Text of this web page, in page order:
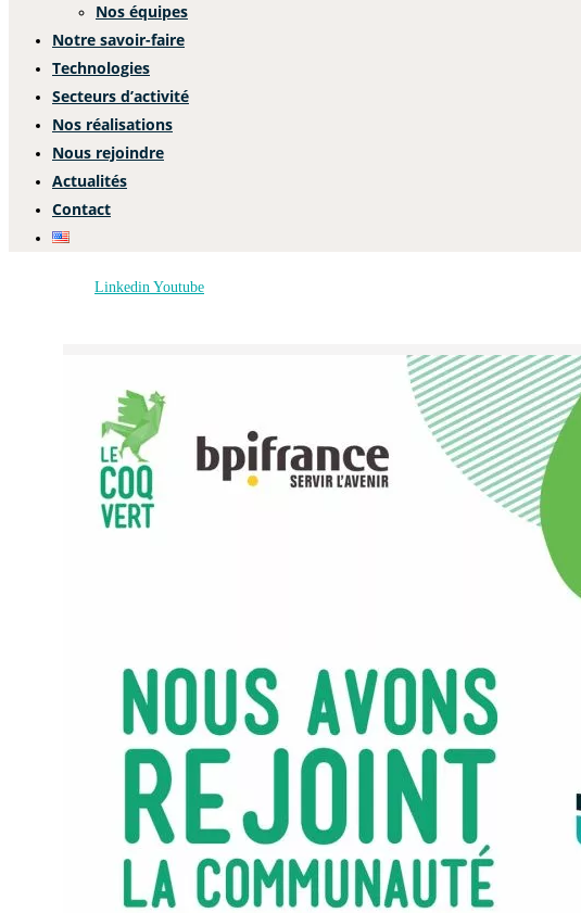
Nos équipes
Notre savoir-faire
Technologies
Secteurs d’activité
Nos réalisations
Nous rejoindre
Actualités
Contact
Linkedin Youtube